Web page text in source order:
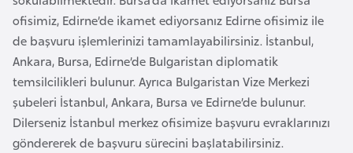
ofisimiz, Edirne’de ikamet ediyorsanız Edirne ofisimiz ile
de başvuru işlemlerinizi tamamlayabilirsiniz. İstanbul,
Ankara, Bursa, Edirne’de Bulgaristan diplomatik
temsilcilikleri bulunur. Ayrıca Bulgaristan Vize Merkezi
şubeleri İstanbul, Ankara, Bursa ve Edirne’de bulunur.
Dilerseniz İstanbul merkez ofisimize başvuru evraklarınızı
göndererek de başvuru sürecini başlatabilirsiniz.
t
e
r
e
I
r